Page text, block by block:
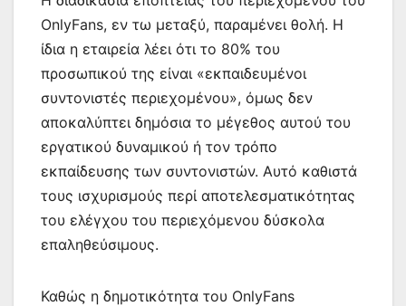
OnlyFans, εν τω μεταξύ, παραμένει θολή. Η
ίδια η εταιρεία λέει ότι το 80% του
προσωπικού της είναι «εκπαιδευμένοι
συντονιστές περιεχομένου», όμως δεν
αποκαλύπτει δημόσια το μέγεθος αυτού του
εργατικού δυναμικού ή τον τρόπο
εκπαίδευσης των συντονιστών. Αυτό καθιστά
τους ισχυρισμούς περί αποτελεσματικότητας
του ελέγχου του περιεχόμενου δύσκολα
επαληθεύσιμους.
Καθώς η δημοτικότητα του OnlyFans